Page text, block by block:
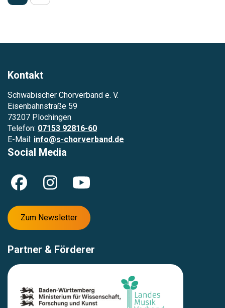
Kontakt
Schwäbischer Chorverband e. V.
Eisenbahnstraße 59
73207 Plochingen
Telefon: 07153 92816-60
E-Mail: info@s-chorverband.de
Social Media
Zum Newsletter
Partner & Förderer